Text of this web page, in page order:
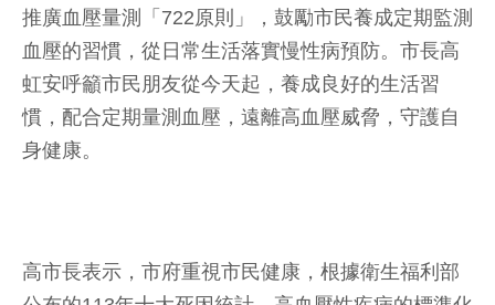
推廣血壓量測「722原則」，鼓勵市民養成定期監測
血壓的習慣，從日常生活落實慢性病預防。市長高
虹安呼籲市民朋友從今天起，養成良好的生活習
慣，配合定期量測血壓，遠離高血壓威脅，守護自
身健康。
高市長表示，市府重視市民健康，根據衛生福利部